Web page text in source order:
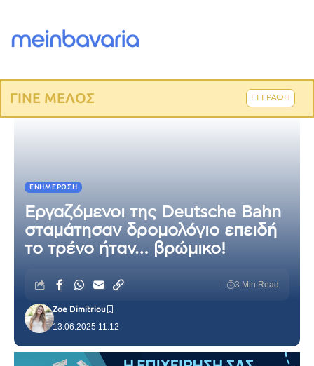
ΓΙΝΕ ΜΕΛΟΣ ΕΓΓΡΑΦΗ
ΕΝΗΜΈΡΩΣΗ
Εργαζόμενοι της Deutsche Bahn
σταμάτησαν δρομολόγιο επειδή
το τρένο ήταν… βρώμικο!
13.06.2025 11:12
Zoe Dimitriou
3 Min Read